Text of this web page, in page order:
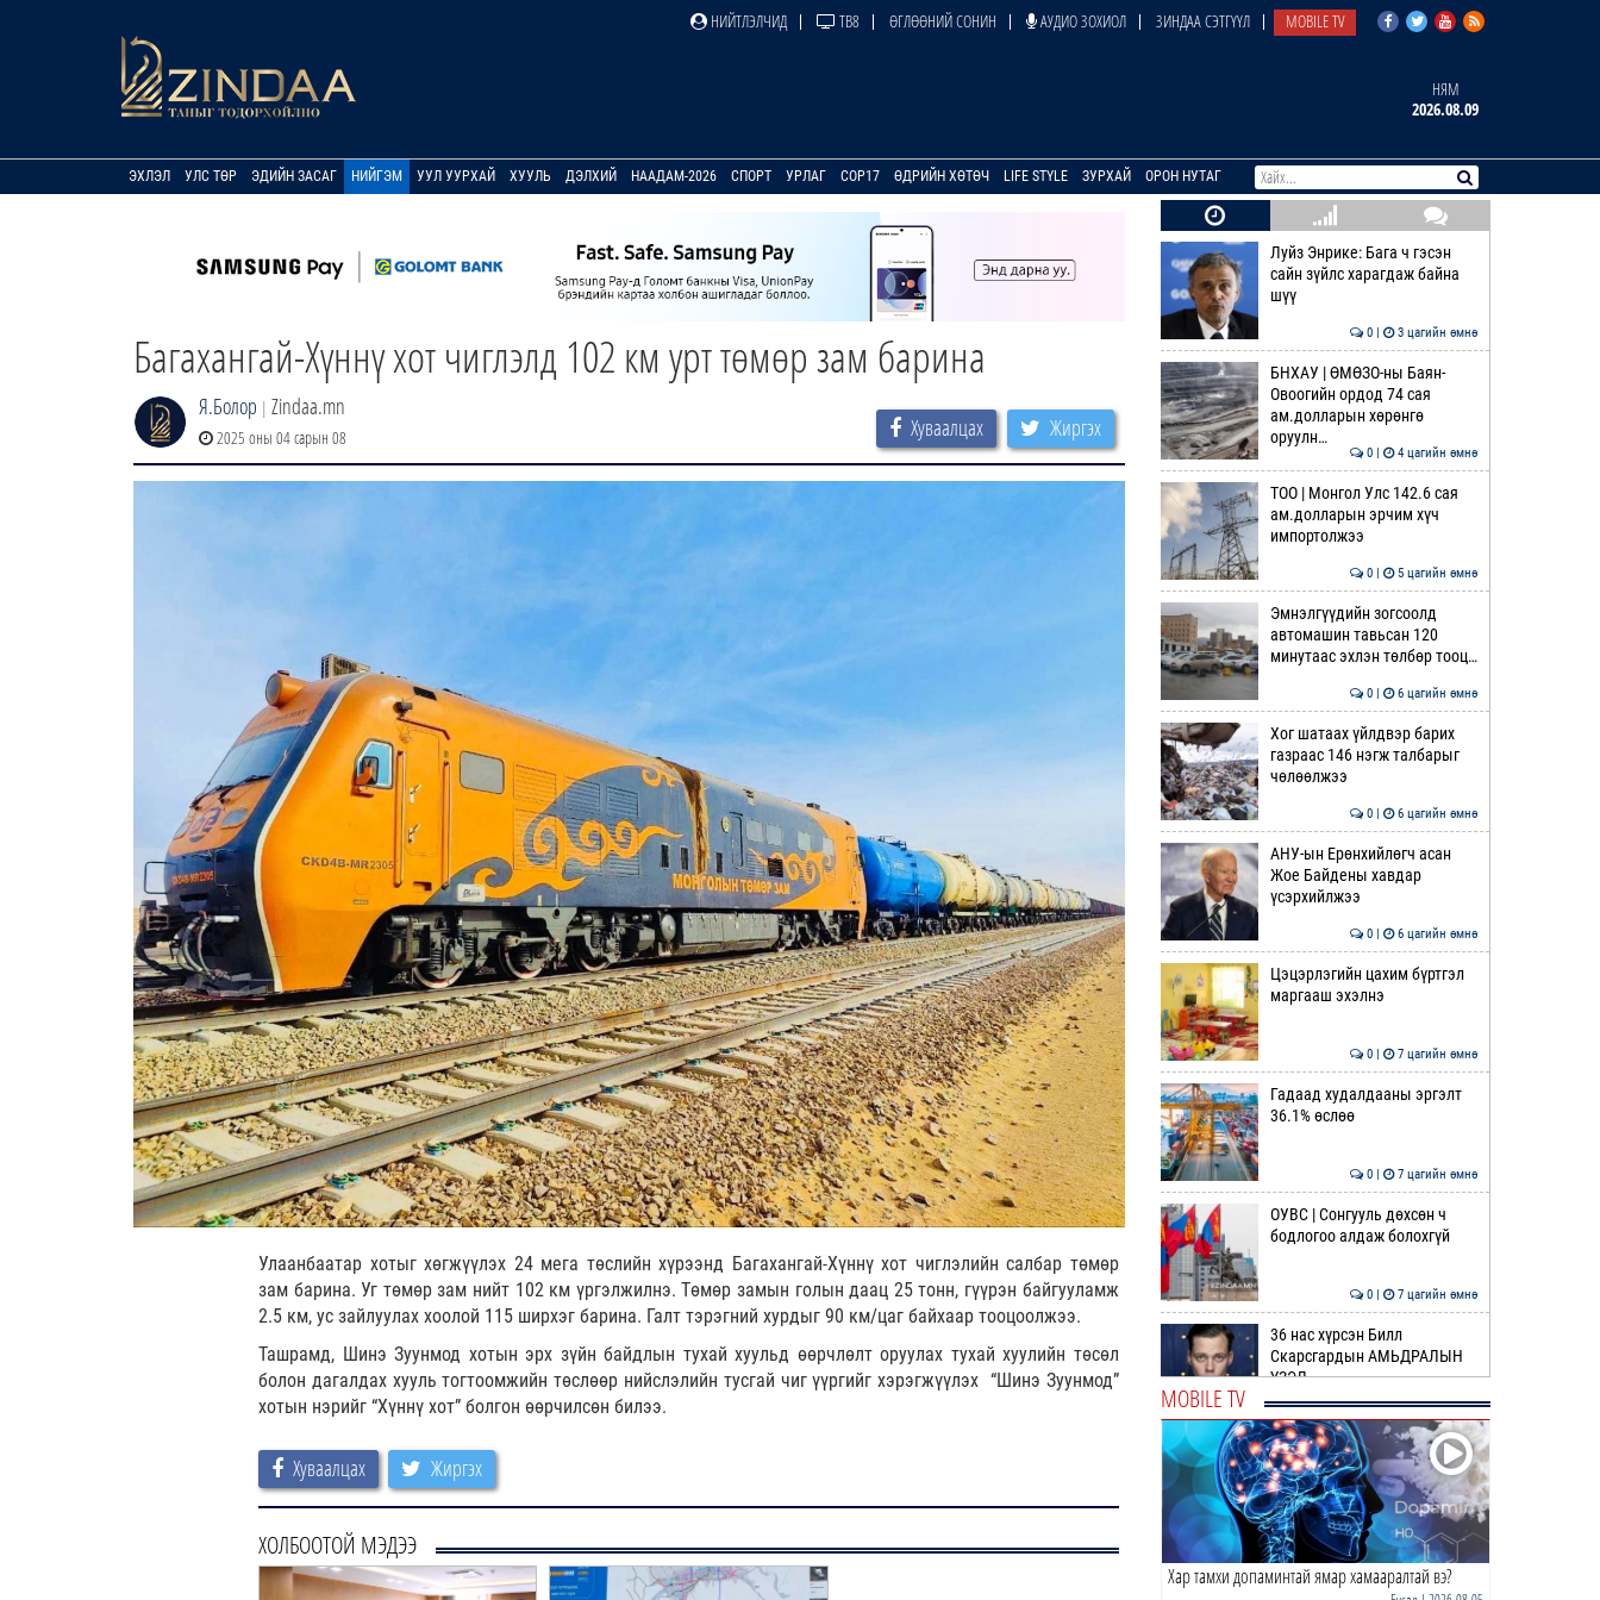
НИЙТЛЭЛЧИД ТВ8 ӨГЛӨӨНИЙ СОНИН АУДИО ЗОХИОЛ ЗИНДАА СЭТГҮҮЛ MOBILE TV
НЯМ
2026.08.09
ЭХЛЭЛ УЛС ТӨР ЭДИЙН ЗАСАГ НИЙГЭМ УУЛ УУРХАЙ ХУУЛЬ ДЭЛХИЙ НААДАМ-2026 СПОРТ УРЛАГ COP17 ӨДРИЙН ХӨТӨЧ LIFE STYLE ЗУРХАЙ ОРОН НУТАГ
Багахангай-Хүннү хот чиглэлд 102 км урт төмөр зам барина
Я.Болор | Zindaa.mn
2025 оны 04 сарын 08 Хуваалцах Жиргэх
Улаанбаатар хотыг хөгжүүлэх 24 мега төслийн хүрээнд Багахангай-Хүннү хот чиглэлийн салбар төмөр
зам барина. Уг төмөр зам нийт 102 км үргэлжилнэ. Төмөр замын голын даац 25 тонн, гүүрэн байгууламж
2.5 км, ус зайлуулах хоолой 115 ширхэг барина. Галт тэрэгний хурдыг 90 км/цаг байхаар тооцоолжээ.
Ташрамд, Шинэ Зуунмод хотын эрх зүйн байдлын тухай хуульд өөрчлөлт оруулах тухай хуулийн төсөл
болон дагалдах хууль тогтоомжийн төслөөр нийслэлийн тусгай чиг үүргийг хэрэгжүүлэх “Шинэ Зуунмод”
хотын нэрийг “Хүннү хот” болгон өөрчилсөн билээ.
Хуваалцах Жиргэх
ХОЛБООТОЙ МЭДЭЭ
Луйз Энрике: Бага ч гэсэн
сайн зүйлс харагдаж байна
шүү
0 | 3 цагийн өмнө
БНХАУ | ӨМӨЗО-ны Баян-
Овоогийн ордод 74 сая
ам.долларын хөрөнгө
оруулн…
0 | 4 цагийн өмнө
ТОО | Монгол Улс 142.6 сая
ам.долларын эрчим хүч
импортолжээ
0 | 5 цагийн өмнө
Эмнэлгүүдийн зогсоолд
автомашин тавьсан 120
минутаас эхлэн төлбөр тооц…
0 | 6 цагийн өмнө
Хог шатаах үйлдвэр барих
газраас 146 нэгж талбарыг
чөлөөлжээ
0 | 6 цагийн өмнө
АНУ-ын Ерөнхийлөгч асан
Жое Байдены хавдар
үсэрхийлжээ
0 | 6 цагийн өмнө
Цэцэрлэгийн цахим бүртгэл
маргааш эхэлнэ
0 | 7 цагийн өмнө
Гадаад худалдааны эргэлт
36.1% өслөө
0 | 7 цагийн өмнө
ОУВС | Сонгууль дөхсөн ч
бодлогоо алдаж болохгүй
0 | 7 цагийн өмнө
36 нас хүрсэн Билл
Скарсгардын АМЬДРАЛЫН
ҮЗЭЛ
ӨРНИЙН ЗУРХАЙ |
Жинлүүрийнхний бүтээлч
байдал нэмэгдэнэ
0 | 10 цагийн өмнө
ӨГЛӨӨНИЙ МЭНД!
MOBILE TV
Хар тамхи допаминтай ямар хамааралтай вэ?